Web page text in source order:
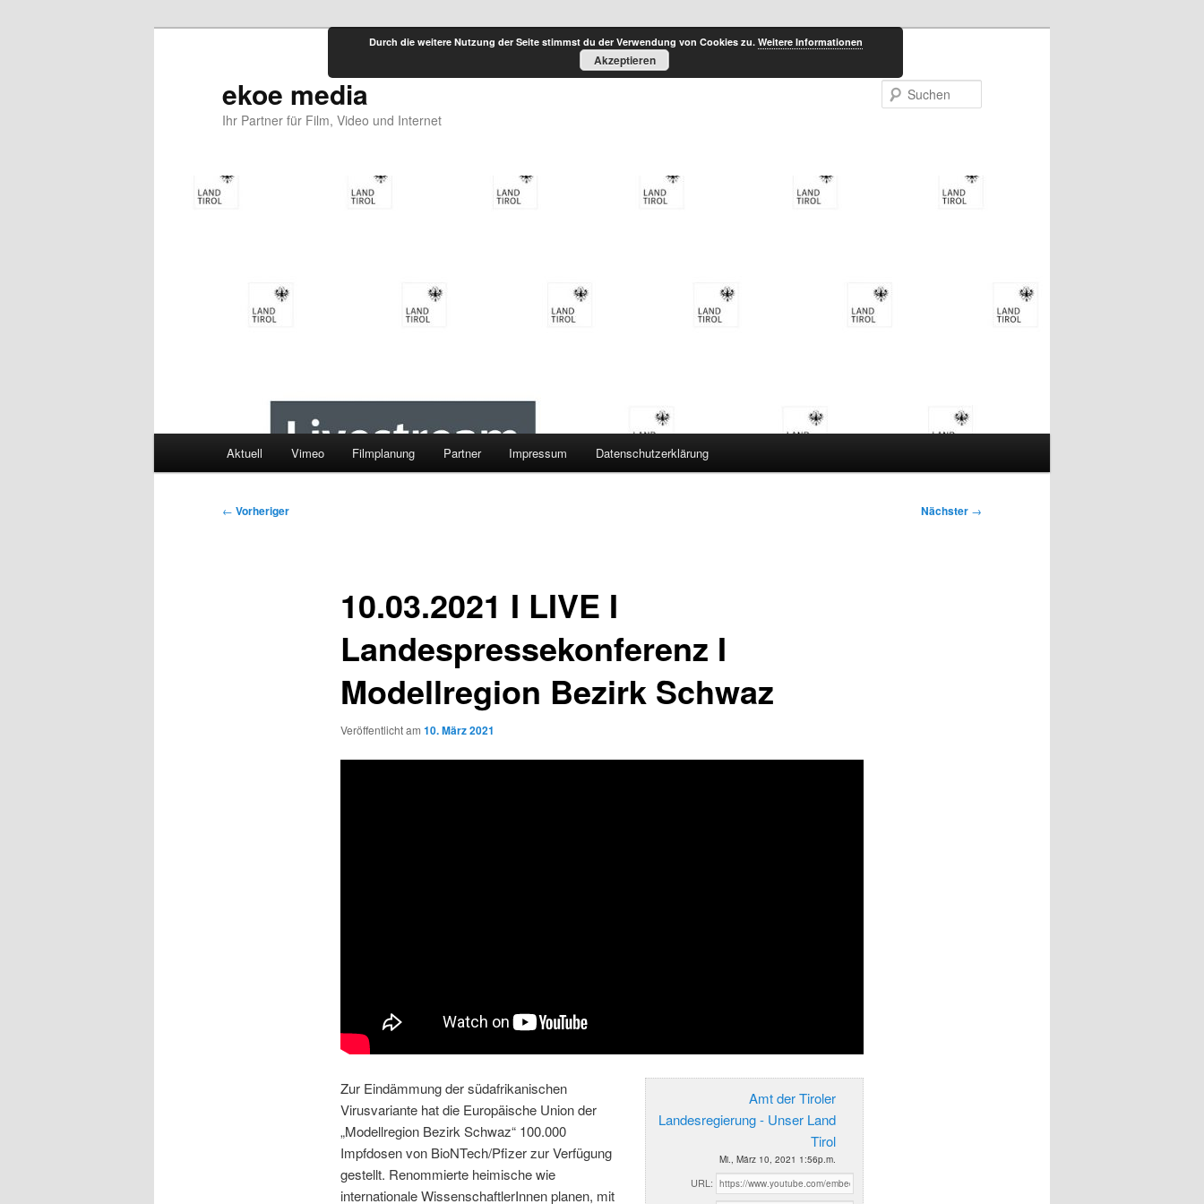
ekoe media
Ihr Partner für Film, Video und Internet
Aktuell Vimeo Filmplanung Partner Impressum Datenschutzerklärung
Beitragsnavigation
← Vorheriger Nächster →
10.03.2021 I LIVE I
Landespressekonferenz I
Modellregion Bezirk Schwaz
Veröffentlicht am 10. März 2021
Amt der Tiroler
Landesregierung - Unser Land
Tirol
Mi., März 10, 2021 1:56p.m.
URL:
Zur Eindämmung der südafrikanischen
Virusvariante hat die Europäische Union der
„Modellregion Bezirk Schwaz“ 100.000
Impfdosen von BioNTech/Pfizer zur Verfügung
gestellt. Renommierte heimische wie
internationale WissenschaftlerInnen planen, mit
Durch die weitere Nutzung der Seite stimmst du der Verwendung von Cookies zu. Weitere Informationen
Akzeptieren